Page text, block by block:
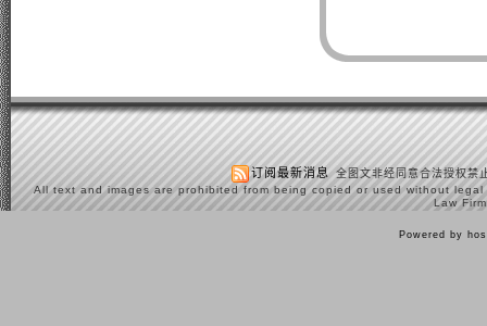
订阅最新消息 全图文非经同意合法授权禁
All text and images are prohibited from being copied or used without
Law
Powered by